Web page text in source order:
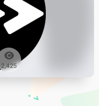
2,425